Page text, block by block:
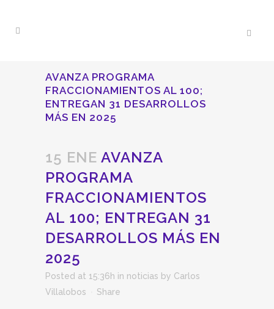
AVANZA PROGRAMA
FRACCIONAMIENTOS AL 100;
ENTREGAN 31 DESARROLLOS
MÁS EN 2025
15 ENE AVANZA
PROGRAMA
FRACCIONAMIENTOS
AL 100; ENTREGAN 31
DESARROLLOS MÁS EN
2025
Posted at 15:36h in noticias by Carlos
Villalobos
Share